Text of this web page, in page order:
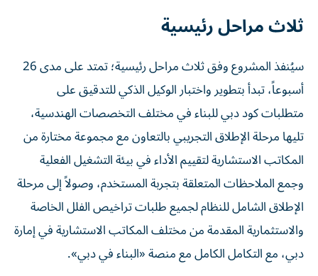
ثلاث مراحل رئيسية
سيُنفذ المشروع وفق ثلاث مراحل رئيسية؛ تمتد على مدى 26
أسبوعاً، تبدأ بتطوير واختبار الوكيل الذكي للتدقيق على
متطلبات كود دبي للبناء في مختلف التخصصات الهندسية،
تليها مرحلة الإطلاق التجريبي بالتعاون مع مجموعة مختارة من
المكاتب الاستشارية لتقييم الأداء في بيئة التشغيل الفعلية
وجمع الملاحظات المتعلقة بتجربة المستخدم، وصولاً إلى مرحلة
الإطلاق الشامل للنظام لجميع طلبات تراخيص الفلل الخاصة
والاستثمارية المقدمة من مختلف المكاتب الاستشارية في إمارة
دبي، مع التكامل الكامل مع منصة «البناء في دبي».